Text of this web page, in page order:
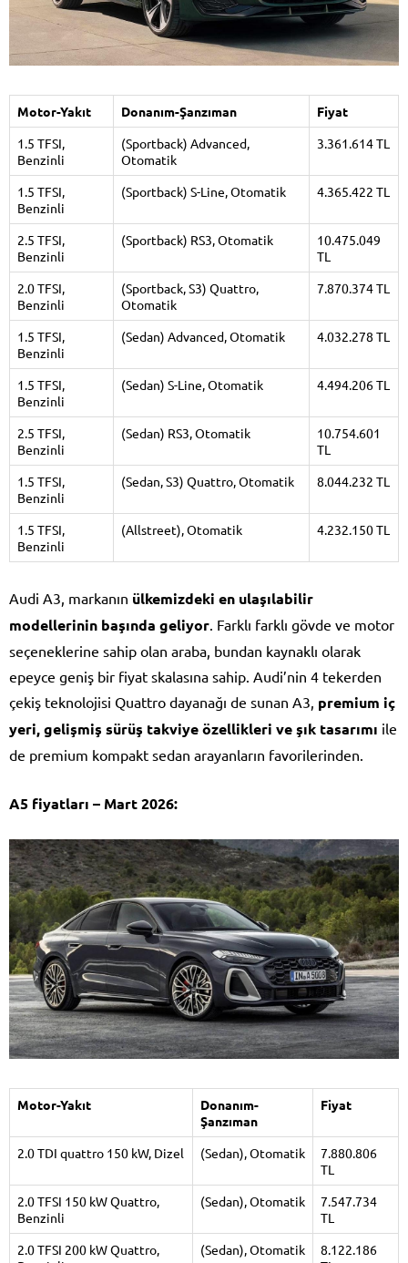
Motor-Yakıt Donanım-Şanzıman
Fiyat
1.5 TFSI,
Benzinli
(Sportback) Advanced,
Otomatik
3.361.614 TL
1.5 TFSI,
Benzinli
(Sportback) S-Line, Otomatik 4.365.422 TL
2.5 TFSI,
Benzinli
(Sportback) RS3, Otomatik
10.475.049
TL
2.0 TFSI,
Benzinli
(Sportback, S3) Quattro,
Otomatik
7.870.374 TL
1.5 TFSI,
Benzinli
(Sedan) Advanced, Otomatik 4.032.278 TL
1.5 TFSI,
Benzinli
(Sedan) S-Line, Otomatik 4.494.206 TL
2.5 TFSI,
Benzinli
(Sedan) RS3, Otomatik
10.754.601
TL
1.5 TFSI,
Benzinli
(Sedan, S3) Quattro, Otomatik 8.044.232 TL
1.5 TFSI,
Benzinli
(Allstreet), Otomatik 4.232.150 TL
Audi A3, markanın ülkemizdeki en ulaşılabilir
modellerinin başında geliyor. Farklı farklı gövde ve motor
seçeneklerine sahip olan araba, bundan kaynaklı olarak
epeyce geniş bir fiyat skalasına sahip. Audi’nin 4 tekerden
çekiş teknolojisi Quattro dayanağı de sunan A3, premium iç
yeri, gelişmiş sürüş takviye özellikleri ve şık tasarımı ile
de premium kompakt sedan arayanların favorilerinden.
A5 fiyatları – Mart 2026:
Motor-Yakıt
Donanım-
Şanzıman
Fiyat
2.0 TDI quattro 150 kW, Dizel (Sedan), Otomatik
7.880.806
TL
2.0 TFSI 150 kW Quattro,
Benzinli
(Sedan), Otomatik
7.547.734
TL
2.0 TFSI 200 kW Quattro,
(Sedan), Otomatik
8.122.186